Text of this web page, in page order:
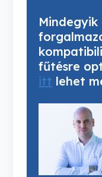
itt lehet